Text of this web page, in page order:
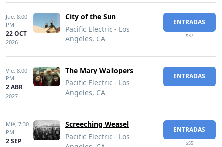
Jue, 8:00
PM
22 OCT
2026
City of the Sun
Pacific Electric - Los
Angeles, CA
ENTRADAS
$37
Vie, 8:00
PM
2 ABR
2027
The Mary Wallopers
Pacific Electric - Los
Angeles, CA
ENTRADAS
Mié, 7:30
PM
2 SEP
Screeching Weasel
Pacific Electric - Los
ENTRADAS
$55